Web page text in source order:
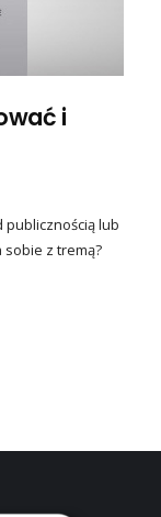
i
publicznością lub
z tremą?